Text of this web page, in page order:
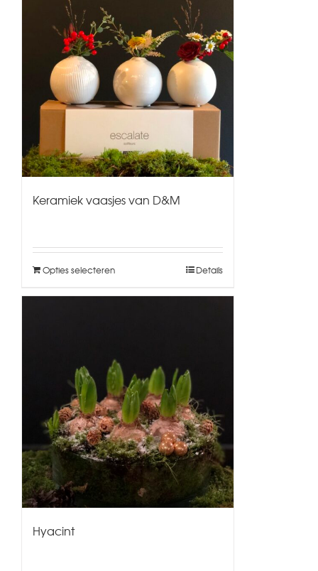
Keramiek vaasjes van D&M
Opties selecteren Details
Hyacint